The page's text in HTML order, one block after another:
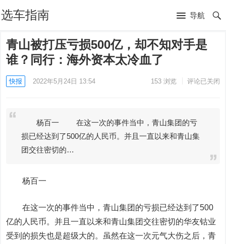
选车指南 导航
青山被打压亏损500亿，却不知对手是
谁？同行：海外资本太冷血了
快报 2022年5月24日 13:54 153浏览 评论已关闭
杨百一 在这一次的事件当中，青山集团的亏
损已经达到了500亿的人民币。并且一直以来和青山集
团交往密切的…
杨百一
在这一次的事件当中，青山集团的亏损已经达到了500
亿的人民币。并且一直以来和青山集团交往密切的华友钴业
受到的损失也是超级大的。虽然在这一次元气大伤之后，青